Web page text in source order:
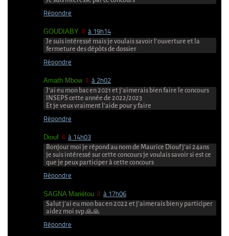
Répondre
GOUDIABY à 19h14
Je suis intéressé mais je voulais savoir l’ouverture et la
fermeture des dépôts de dossier
Répondre
Amath Mbow à 2h02
J’ai eu mon bac en 2021 et j’aimerais bien faire le concours
INSEPS cette année de 2022/2023
Et je veux vraiment l’aide pour y faire
Répondre
Diouf à 14h03
Bonjour moi je répond au nom de Maurice Diouf j’ai 24ans
je suis intéressé sur cette concours je voulais savoir si est ce
que je peux participer à cette concours
Répondre
SAGNA Mariétou à 17h06
Salut j’ai eu mon bac en 2022 et j’aimerais bien y participer
aidez moi svp 🙏🙏
Répondre